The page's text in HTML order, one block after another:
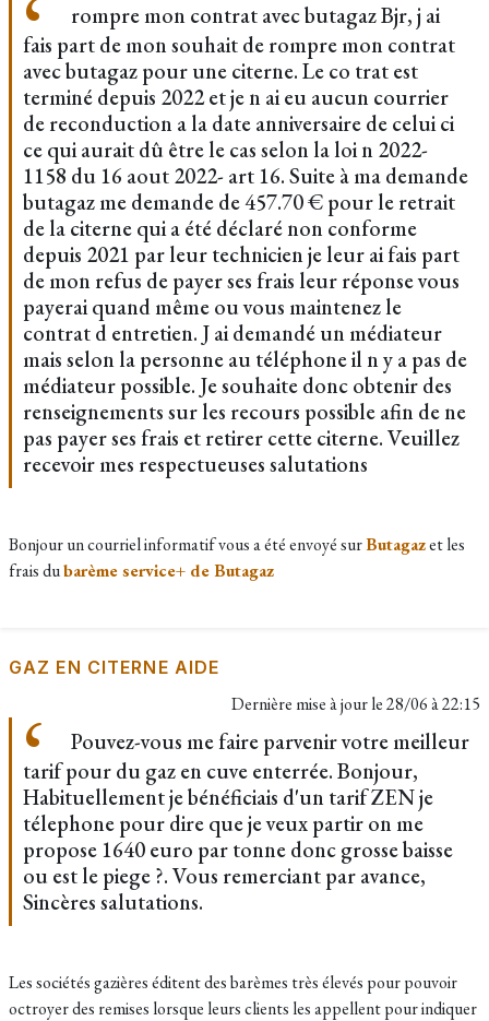
rompre mon contrat avec butagaz Bjr, j ai
fais part de mon souhait de rompre mon contrat
avec butagaz pour une citerne. Le co trat est
terminé depuis 2022 et je n ai eu aucun courrier
de reconduction a la date anniversaire de celui ci
ce qui aurait dû être le cas selon la loi n 2022-
1158 du 16 aout 2022- art 16. Suite à ma demande
butagaz me demande de 457.70 € pour le retrait
de la citerne qui a été déclaré non conforme
depuis 2021 par leur technicien je leur ai fais part
de mon refus de payer ses frais leur réponse vous
payerai quand même ou vous maintenez le
contrat d entretien. J ai demandé un médiateur
mais selon la personne au téléphone il n y a pas de
médiateur possible. Je souhaite donc obtenir des
renseignements sur les recours possible afin de ne
pas payer ses frais et retirer cette citerne. Veuillez
recevoir mes respectueuses salutations
Bonjour un courriel informatif vous a été envoyé surButagazet les
frais dubarème service+ de Butagaz
GAZ EN CITERNE AIDE
Dernière mise à jour le28/06 à 22:15
Pouvez-vous me faire parvenir votre meilleur
tarif pour du gaz en cuve enterrée. Bonjour,
Habituellement je bénéficiais d'un tarif ZEN je
télephone pour dire que je veux partir on me
propose 1640 euro par tonne donc grosse baisse
ou est le piege ?. Vous remerciant par avance,
Sincères salutations.
Les sociétés gazières éditent des barèmes très élevés pour pouvoir
octroyer des remises lorsque leurs clients les appellent pour indiquer